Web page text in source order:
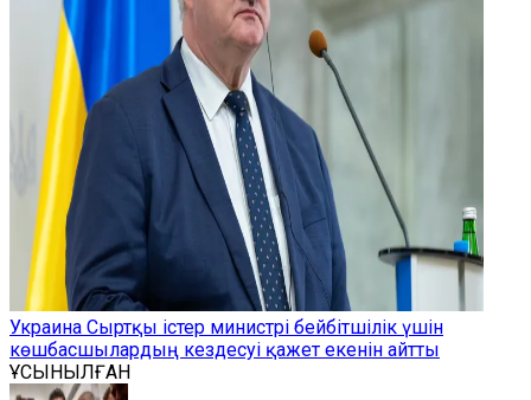
Украина Сыртқы істер министрі бейбітшілік үшін
көшбасшылардың кездесуі қажет екенін айтты
ҰСЫНЫЛҒАН